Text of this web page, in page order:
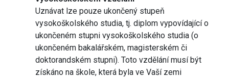
Uznávat lze pouze ukončený stupeň
vysokoškolského studia, tj. diplom vypovídající o
ukončeném stupni vysokoškolského studia (o
ukončeném bakalářském, magisterském či
doktorandském stupni). Toto vzdělání musí být
získáno na škole, která byla ve Vaší zemi